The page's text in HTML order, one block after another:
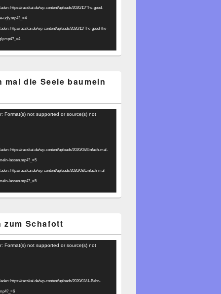
https://racskai.de/wp-content/uploads/2020/11/The-good-
ugly.mp4?_=4
http://racskai.de/wp-content/uploads/2020/11/The-good-the-
mal die Seele baumeln
Format(s) not supported or source(s) not
https://racskai.de/wp-content/uploads/2020/08/Einfach-mal-
lassen.mp4?_=5
http://racskai.de/wp-content/uploads/2020/08/Einfach-mal-
lassen.mp4?_=5
zum Schafott
Format(s) not supported or source(s) not
https://racskai.de/wp-content/uploads/2020/02/U-Bahn-